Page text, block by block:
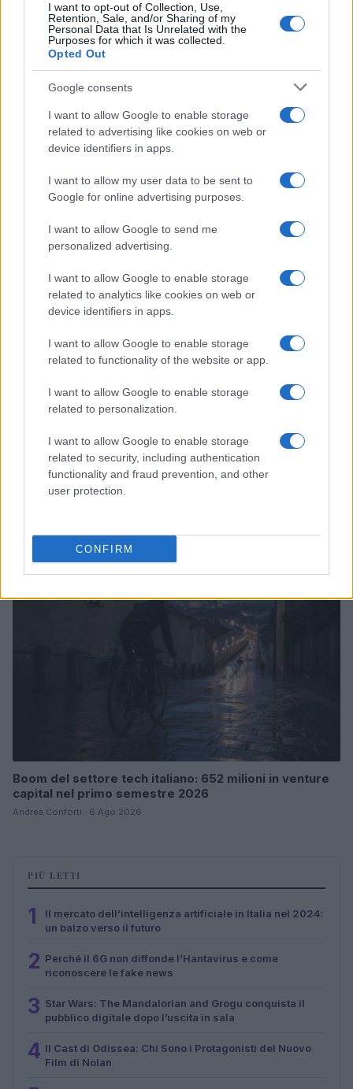
I want to opt-out of Collection, Use,
Retention, Sale, and/or Sharing of my
Personal Data that Is Unrelated with the
Purposes for which it was collected.
Opted Out
Google consents
I want to allow Google to enable storage
related to advertising like cookies on web or
device identifiers in apps.
I want to allow my user data to be sent to
Google for online advertising purposes.
I want to allow Google to send me
personalized advertising.
I want to allow Google to enable storage
related to analytics like cookies on web or
device identifiers in apps.
I want to allow Google to enable storage
related to functionality of the website or app.
I want to allow Google to enable storage
related to personalization.
I want to allow Google to enable storage
related to security, including authentication
functionality and fraud prevention, and other
user protection.
CONFIRM
Scopri i parchi a tema più spettacolari per geek e non
Andrea Conforti · 9 Ago 2026
Pieve Comics 2026: tutto ciò che devi sapere
Boom del settore tech italiano: 652 milioni in venture
capital nel primo semestre 2026
Andrea Conforti · 6 Ago 2026
PIÙ LETTI
1
Il mercato dell’intelligenza artificiale in Italia nel 2024:
un balzo verso il futuro
2 Perché il 6G non diffonde l’Hantavirus e come
riconoscere le fake news
3 Star Wars: The Mandalorian and Grogu conquista il
pubblico digitale dopo l’uscita in sala
4 Il Cast di Odissea: Chi Sono i Protagonisti del Nuovo
Film di Nolan